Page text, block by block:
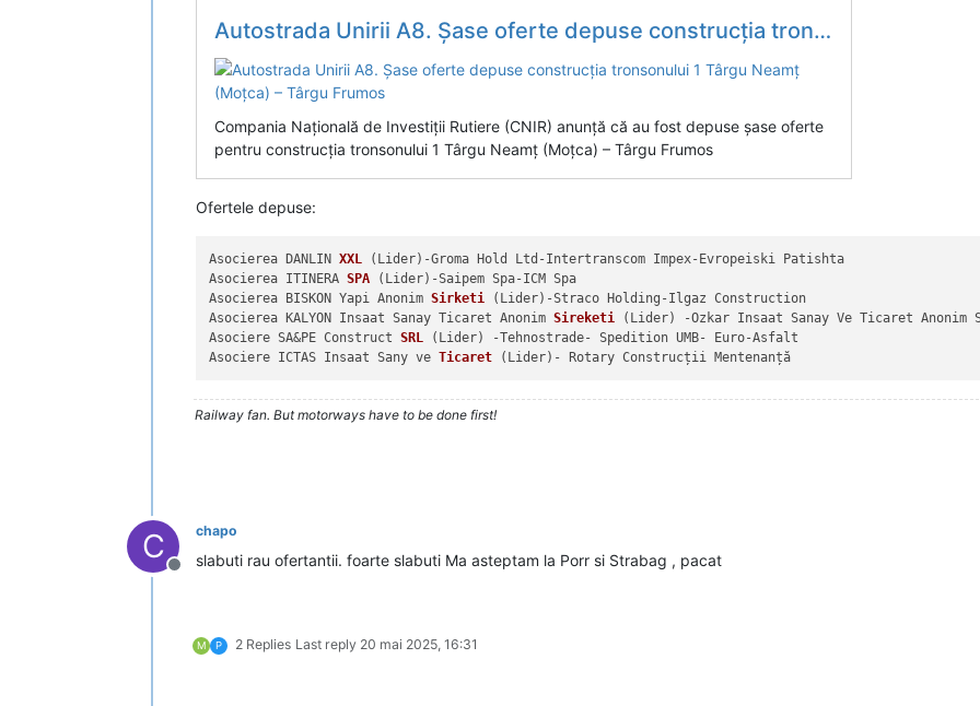
Autostrada Unirii A8. Șase oferte depuse construcția tronsonului 1 Târgu Neamț (Moțca) – Târgu Frumos
Compania Națională de Investiții Rutiere (CNIR) anunță că au fost depuse șase oferte
pentru construcția tronsonului 1 Târgu Neamț (Moțca) – Târgu Frumos
Ofertele depuse:
Asocierea DANLIN XXL (Lider) -Groma Hold Ltd-Intertranscom Impex-Evropeiski Patishta
Asocierea ITINERA SPA (Lider) -Saipem Spa-ICM Spa
Asocierea BISKON Yapi Anonim Sirketi (Lider) -Straco Holding-Ilgaz Construction
Asocierea KALYON Insaat Sanay Ticaret Anonim Sireketi (Lider)
-Ozkar Insaat Sanay Ve Ticaret
Asociere SA&PE Construct SRL (Lider)
-Tehnostrade- Spedition UMB- Euro-Asfalt
Asociere ICTAS Insaat Sany ve Ticaret (Lider)
Railway fan. But motorways have to be done first!
C
Deconectat
chapo
slabuti rau ofertantii. foarte slabuti Ma asteptam la Porr si Strabag , pacat
M P 2 Replies Last reply 20 mai 2025, 16:31